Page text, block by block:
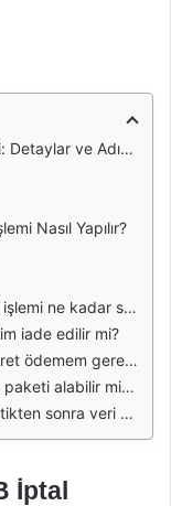
ve Adımlar
Nasıl Yapılır?
ne kadar sürer?
iade edilir mi?
gerekir mi?
alabilir miyim?
nasıl etkilenir?
İptal